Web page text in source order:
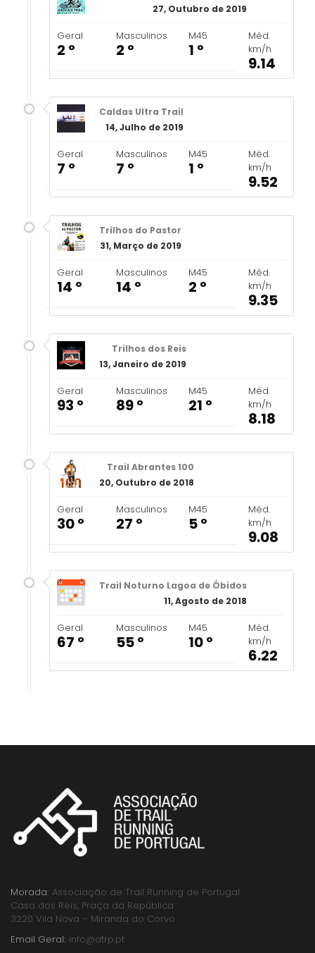
27, Outubro de 2019
Geral
2 º
Masculinos
2 º
M45
1 º
Méd.
km/h
9.14
Caldas Ultra Trail
14, Julho de 2019
Geral
7 º
Masculinos
7 º
M45
1 º
Méd.
km/h
9.52
Trilhos do Pastor
31, Março de 2019
Geral
14 º
Masculinos
14 º
M45
2 º
Méd.
km/h
9.35
Trilhos dos Reis
13, Janeiro de 2019
Geral
93 º
Masculinos
89 º
M45
21 º
Méd.
km/h
8.18
Trail Abrantes 100
20, Outubro de 2018
Geral
30 º
Masculinos
27 º
M45
5 º
Méd.
km/h
9.08
Trail Noturno Lagoa de Óbidos
11, Agosto de 2018
Geral
67 º
Masculinos
55 º
M45
10 º
Méd.
km/h
6.22
Morada: Associação de Trail Running de Portugal
Casa dos Reis, Praça da República
3220 Vila Nova – Miranda do Corvo
Email Geral: info@atrp.pt